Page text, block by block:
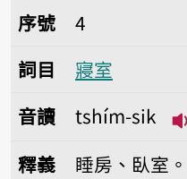
序號4寢室
序號
4
詞目
寢室
音讀
tshím-sik
釋義
睡房、臥室。